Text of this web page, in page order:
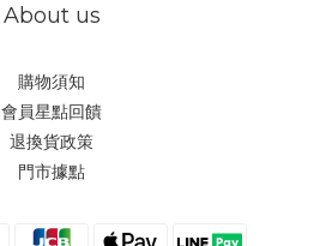
About us
購物須知
會員星點回饋
退換貨政策
門市據點